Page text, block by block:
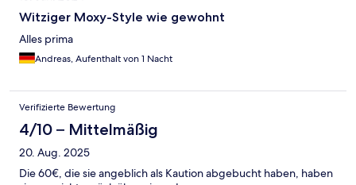
Witziger Moxy-Style wie gewohnt
Alles prima
Andreas, Aufenthalt von 1 Nacht
Verifizierte Bewertung
4/10 – Mittelmäßig
20. Aug. 2025
Die 60€, die sie angeblich als Kaution abgebucht haben, haben